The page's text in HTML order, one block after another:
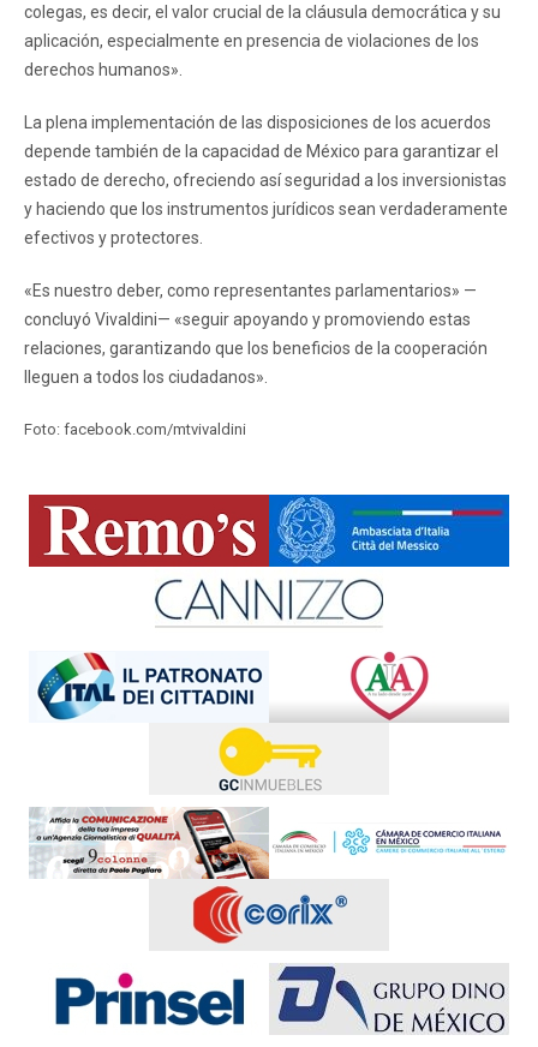
colegas, es decir, el valor crucial de la cláusula democrática y su
aplicación, especialmente en presencia de violaciones de los
derechos humanos».
La plena implementación de las disposiciones de los acuerdos
depende también de la capacidad de México para garantizar el
estado de derecho, ofreciendo así seguridad a los inversionistas
y haciendo que los instrumentos jurídicos sean verdaderamente
efectivos y protectores.
«Es nuestro deber, como representantes parlamentarios» —
concluyó Vivaldini— «seguir apoyando y promoviendo estas
relaciones, garantizando que los beneficios de la cooperación
lleguen a todos los ciudadanos».
Foto: facebook.com/mtvivaldini